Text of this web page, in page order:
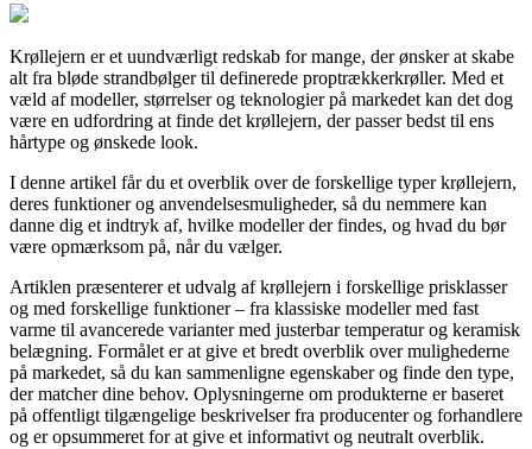
Krøllejern er et uundværligt redskab for mange, der ønsker at skabe
alt fra bløde strandbølger til definerede proptrækkerkrøller. Med et
væld af modeller, størrelser og teknologier på markedet kan det dog
være en udfordring at finde det krøllejern, der passer bedst til ens
hårtype og ønskede look.
I denne artikel får du et overblik over de forskellige typer krøllejern,
deres funktioner og anvendelsesmuligheder, så du nemmere kan
danne dig et indtryk af, hvilke modeller der findes, og hvad du bør
være opmærksom på, når du vælger.
Artiklen præsenterer et udvalg af krøllejern i forskellige prisklasser
og med forskellige funktioner – fra klassiske modeller med fast
varme til avancerede varianter med justerbar temperatur og keramisk
belægning. Formålet er at give et bredt overblik over mulighederne
på markedet, så du kan sammenligne egenskaber og finde den type,
der matcher dine behov. Oplysningerne om produkterne er baseret
på offentligt tilgængelige beskrivelser fra producenter og forhandlere
og er opsummeret for at give et informativt og neutralt overblik.